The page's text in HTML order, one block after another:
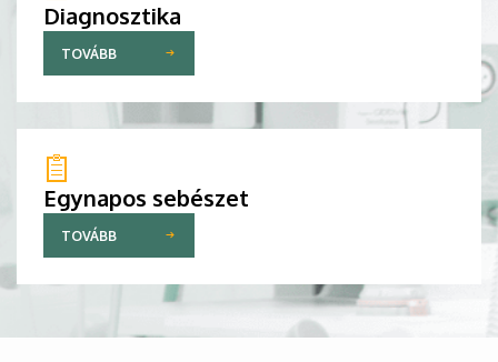
Diagnosztika
TOVÁBB
Egynapos sebészet
TOVÁBB